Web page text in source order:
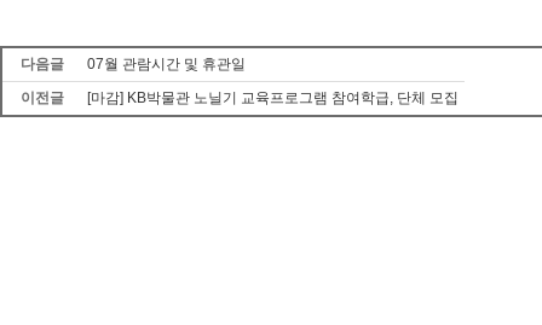
다음글
07월 관람시간 및 휴관일
이전글
[마감] KB박물관 노닐기 교육프로그램 참여학급, 단체 모집